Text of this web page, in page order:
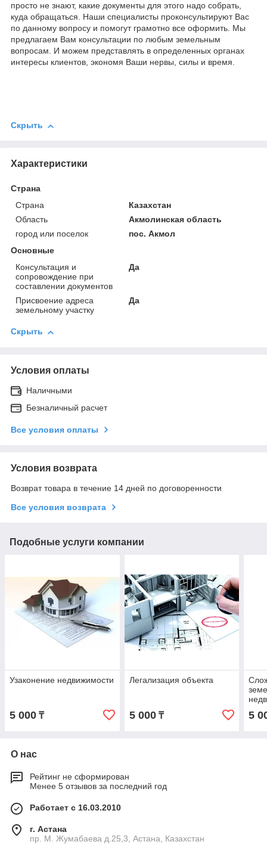
просто не знают, какие документы для этого надо собрать,
куда обращаться. Наши специалисты проконсультируют Вас
по данному вопросу и помогут грамотно все оформить. Мы
предлагаем Вам консультации по любым земельным
вопросам. И можем представлять в определенных органах
интересы клиентов, экономя Ваши нервы, силы и время.
Скрыть
Характеристики
Страна
Страна
Казахстан
Область
Акмолинская область
город или поселок
пос. Акмол
Основные
Консультация и
сопровождение при
составлении документов
Да
Присвоение адреса
земельному участку
Да
Скрыть
Условия оплаты
Наличными
Безналичный расчет
Все условия оплаты
Условия возврата
Возврат товара в течение 14 дней по договоренности
Все условия возврата
Подобные услуги компании
Узаконение недвижимости
5 000 ₸
Легализация объекта
5 000₸ 5
О нас
Рейтинг не сформирован
Менее 5 отзывов за последний год
Работает с 16.03.2010
г. Астана
пр. М. Жумабаева д.25,3, Астана, Казахстан